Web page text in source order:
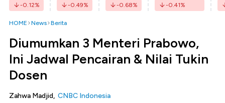
-0.12% -0.49% -0.68% -0.41%
HOME News Berita
Diumumkan 3 Menteri Prabowo,
Ini Jadwal Pencairan & Nilai Tukin
Dosen
Zahwa Madjid, CNBC Indonesia